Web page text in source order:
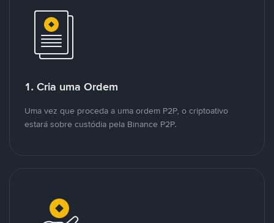
1. Cria uma Ordem
Uma vez que proceda a uma ordem P2P, o criptoativo
estará sobre custódia pela Binance P2P.